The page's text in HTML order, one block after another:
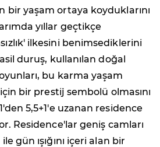
bir yaşam ortaya koyduklarını
yıllar geçtikçe
ilkesini benimsediklerini
duruş, kullanılan doğal
bu karma yaşam
bir prestij sembolü olmasını
5,5+1'e uzanan residence
Residence'lar geniş camları
gün ışığını içeri alan bir